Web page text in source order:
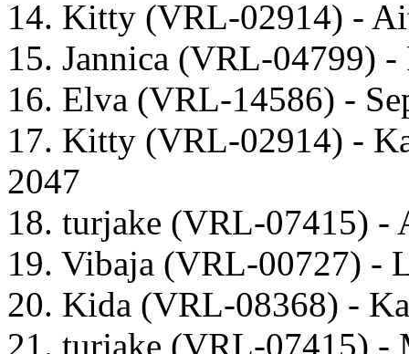
14. Kitty (VRL-02914) -
15. Jannica (VRL-04799)
16. Elva (VRL-14586) -
17. Kitty (VRL-02914) -
2047
18. turjake (VRL-07415) -
19. Vibaja (VRL-00727) -
20. Kida (VRL-08368) -
21. turjake (VRL-07415) -